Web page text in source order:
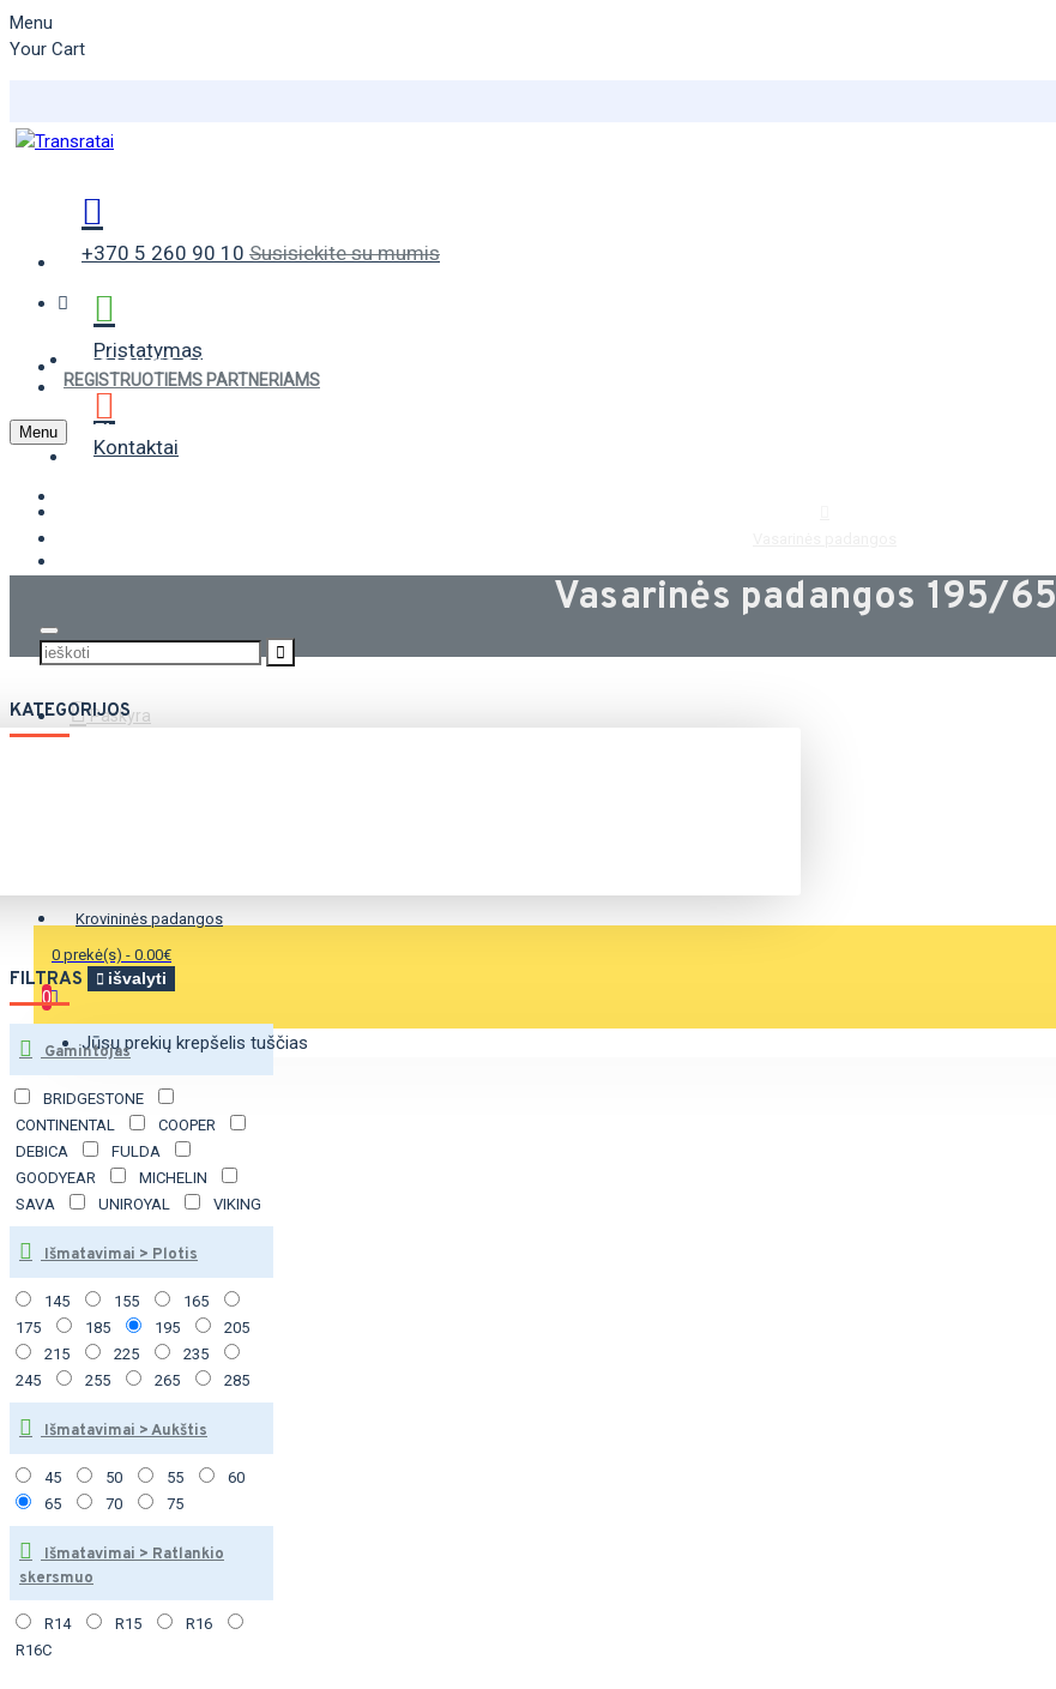
Menu
Your Cart
+370 5 260 90 10 Susisiekite su mumis
Pristatymas
Kontaktai
VASARINĖS PADANGOS
ŽIEMINĖS PADANGOS
Paskyra
0 prekė(s) - 0.00€
0
Jūsų prekių krepšelis tuščias
REGISTRUOTIEMS PARTNERIAMS
Menu
Vasarinės padangos 195/65
KATEGORIJOS
Krovininės padangos
FILTRAS išvalyti
Gamintojas
BRIDGESTONE
CONTINENTAL
COOPER
DEBICA
FULDA
GOODYEAR
MICHELIN
SAVA
UNIROYAL VIKING
Išmatavimai > Plotis
145 155
165
175
185 195
205
215
225
235
245
255 265 285
Išmatavimai > Aukštis
45 50 55
60
65
70 75
Išmatavimai > Ratlankio
skersmuo
R14 R15
R16
R16C